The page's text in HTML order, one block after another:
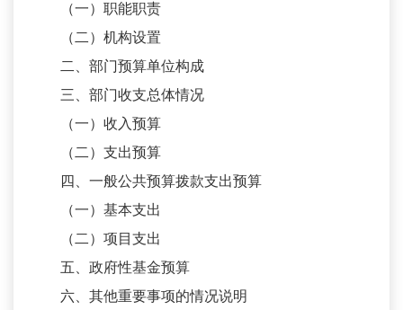
（一）职能职责
（二）机构设置
二、部门预算单位构成
三、部门收支总体情况
（一）收入预算
（二）支出预算
四、一般公共预算拨款支出预算
（一）基本支出
（二）项目支出
五、政府性基金预算
六、其他重要事项的情况说明